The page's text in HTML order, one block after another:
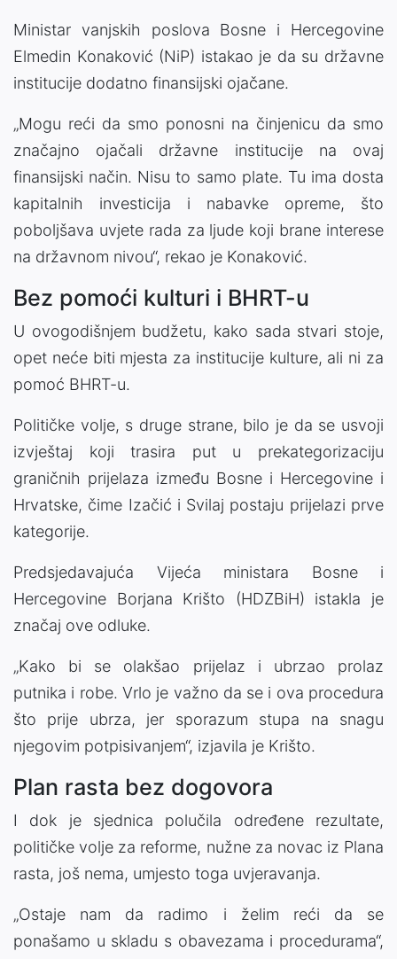
Ministar vanjskih poslova Bosne i Hercegovine
Elmedin Konaković (NiP) istakao je da su državne
institucije dodatno finansijski ojačane.
„Mogu reći da smo ponosni na činjenicu da smo
značajno ojačali državne institucije na ovaj
finansijski način. Nisu to samo plate. Tu ima dosta
kapitalnih investicija i nabavke opreme, što
poboljšava uvjete rada za ljude koji brane interese
na državnom nivou“, rekao je Konaković.
Bez pomoći kulturi i BHRT-u
U ovogodišnjem budžetu, kako sada stvari stoje,
opet neće biti mjesta za institucije kulture, ali ni za
pomoć BHRT-u.
Političke volje, s druge strane, bilo je da se usvoji
izvještaj koji trasira put u prekategorizaciju
graničnih prijelaza između Bosne i Hercegovine i
Hrvatske, čime Izačić i Svilaj postaju prijelazi prve
kategorije.
Predsjedavajuća Vijeća ministara Bosne i
Hercegovine Borjana Krišto (HDZBiH) istakla je
značaj ove odluke.
„Kako bi se olakšao prijelaz i ubrzao prolaz
putnika i robe. Vrlo je važno da se i ova procedura
što prije ubrza, jer sporazum stupa na snagu
njegovim potpisivanjem“, izjavila je Krišto.
Plan rasta bez dogovora
I dok je sjednica polučila određene rezultate,
političke volje za reforme, nužne za novac iz Plana
rasta, još nema, umjesto toga uvjeravanja.
„Ostaje nam da radimo i želim reći da se
ponašamo u skladu s obavezama i procedurama“,